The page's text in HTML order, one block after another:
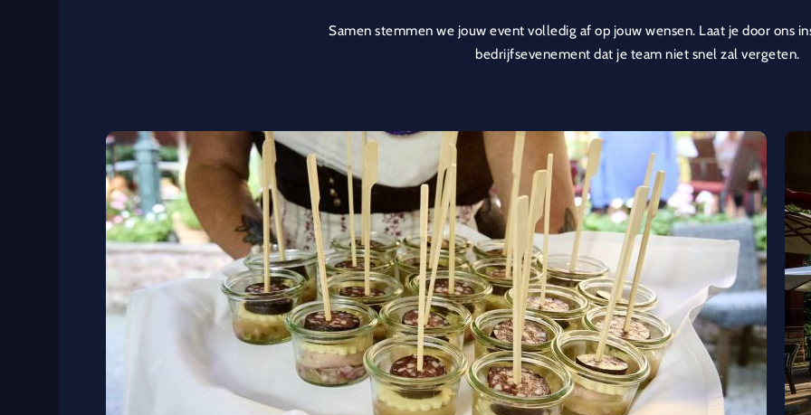
Samen stemmen we jouw event volledig af op jouw wensen. Laat je door ons
bedrijfsevenement dat je team niet snel zal vergeten.